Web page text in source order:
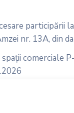
participării
nr. 13A, din
comerciale